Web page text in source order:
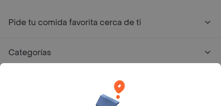
Pide tu comida favorita cerca de ti
Categorías